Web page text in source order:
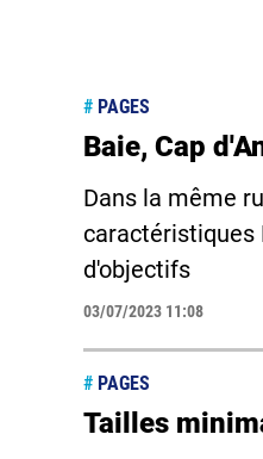
# PAGES
Baie, Cap
Dans la même
caractéristiques
d'objectifs
03/07/2023 11:08
# PAGES
Tailles